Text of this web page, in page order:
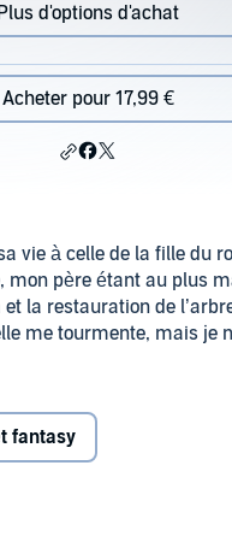
d'options d'achat
Acheter pour 17,99 €
vie à celle de la fille du
père étant au plus
la restauration de
me tourmente, mais je
important : sauver les
et Darius se voient
surmonter ce qui les
GmbH
fantasy